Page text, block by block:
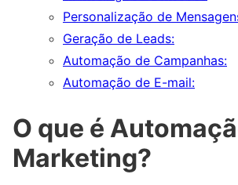
Personalização de
Geração de Leads:
Automação de Campanhas:
Automação de E-mail:
O que é
Marketing?